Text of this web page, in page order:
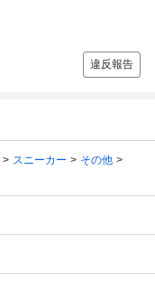
違反報告
スニーカー
その他